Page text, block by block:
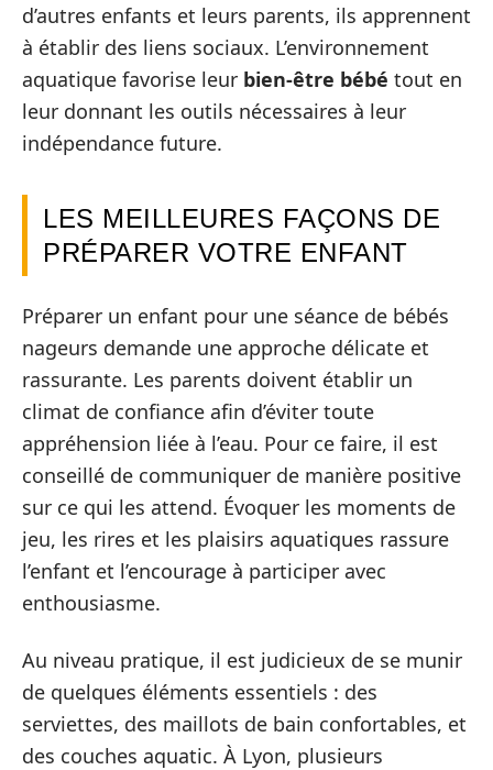
d’autres enfants et leurs parents, ils apprennent
à établir des liens sociaux. L’environnement
aquatique favorise leur bien-être bébé tout en
leur donnant les outils nécessaires à leur
indépendance future.
LES MEILLEURES FAÇONS DE
PRÉPARER VOTRE ENFANT
Préparer un enfant pour une séance de bébés
nageurs demande une approche délicate et
rassurante. Les parents doivent établir un
climat de confiance afin d’éviter toute
appréhension liée à l’eau. Pour ce faire, il est
conseillé de communiquer de manière positive
sur ce qui les attend. Évoquer les moments de
jeu, les rires et les plaisirs aquatiques rassure
l’enfant et l’encourage à participer avec
enthousiasme.
Au niveau pratique, il est judicieux de se munir
de quelques éléments essentiels : des
serviettes, des maillots de bain confortables, et
des couches aquatic. À Lyon, plusieurs